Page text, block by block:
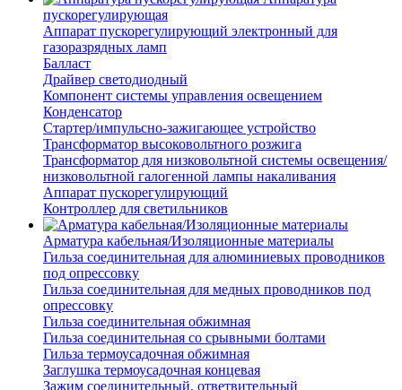
пускорегулирующая
Аппарат пускорегулирующий электронный для
газоразрядных ламп
Балласт
Драйвер светодиодный
Компонент системы управления освещением
Конденсатор
Стартер/импульсно-зажигающее устройство
Трансформатор высоковольтного розжига
Трансформатор для низковольтной системы освещения/
низковольтной галогенной лампы накаливания
Аппарат пускорегулирующий
Контроллер для светильников
Арматура кабельная/Изоляционные материалы
Гильза соединительная для алюминиевых проводников
под опрессовку
Гильза соединительная для медных проводников под
опрессовку
Гильза соединительная обжимная
Гильза соединительная со срывными болтами
Гильза термоусадочная обжимная
Заглушка термоусадочная концевая
Зажим соединительный, ответвительный